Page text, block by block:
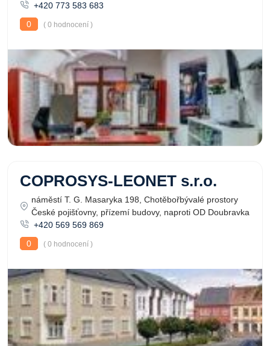
+420 773 583 683
0
( 0 hodnocení )
COPROSYS-LEONET s.r.o.
náměstí T. G. Masaryka 198, Chotěbořbývalé prostory
České pojišťovny, přízemí budovy, naproti OD Doubravka
+420 569 569 869
0
( 0 hodnocení )